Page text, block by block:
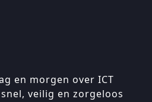
en morgen over ICT
veilig en zorgeloos